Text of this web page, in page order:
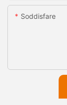
Soddisfare